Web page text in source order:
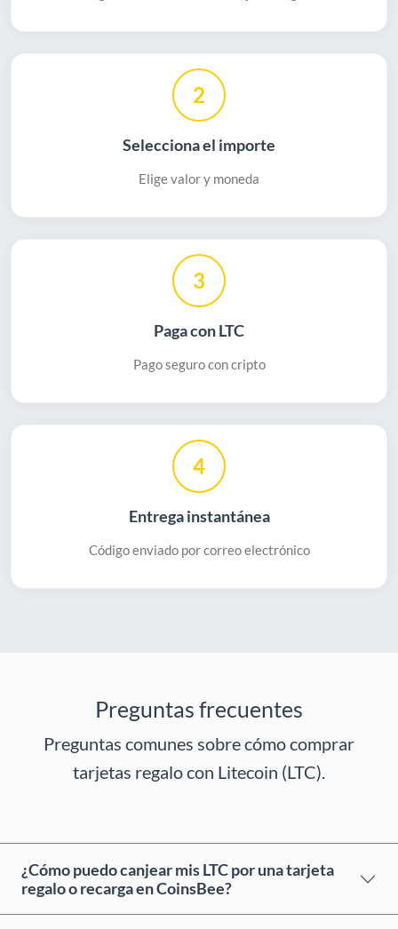
2
Selecciona el importe
Elige valor y moneda
3
Paga con LTC
Pago seguro con cripto
4
Entrega instantánea
Código enviado por correo electrónico
Preguntas frecuentes
Preguntas comunes sobre cómo comprar
tarjetas regalo con Litecoin (LTC).
¿Cómo puedo canjear mis LTC por una tarjeta
regalo o recarga en CoinsBee?